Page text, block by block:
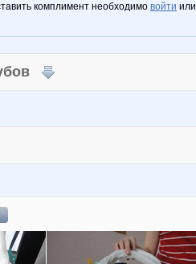
комплимент необходимо войти или